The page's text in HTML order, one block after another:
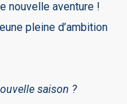
nouvelle aventure !
pleine d’ambition
saison ?